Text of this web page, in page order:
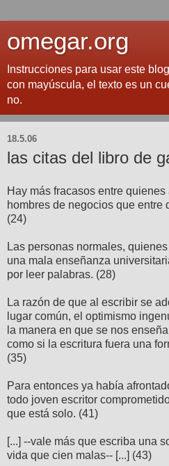
omegar.org
Instrucciones para usar este
con mayúscula, el texto es un
no.
18.5.06
las citas del libro de
Hay más fracasos entre
hombres de negocios que entre
(24)
Las personas normales,
una mala enseñanza
por leer palabras. (28)
La razón de que al escribir se
lugar común, el optimismo
la manera en que se nos
como si la escritura fuera una
(35)
Para entonces ya había
todo joven escritor
que está solo. (41)
[...] --vale más que escriba una
vida que cien malas-- [...] (43)